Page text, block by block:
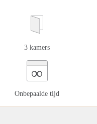
3 kamers
∞
Onbepaalde tijd